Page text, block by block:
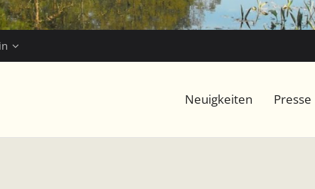
Neuigkeiten Presse